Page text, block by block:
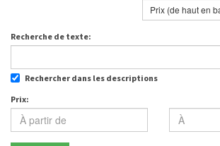
Prix (de haut en
Recherche de texte:
Rechercher dans les descriptions
Prix: